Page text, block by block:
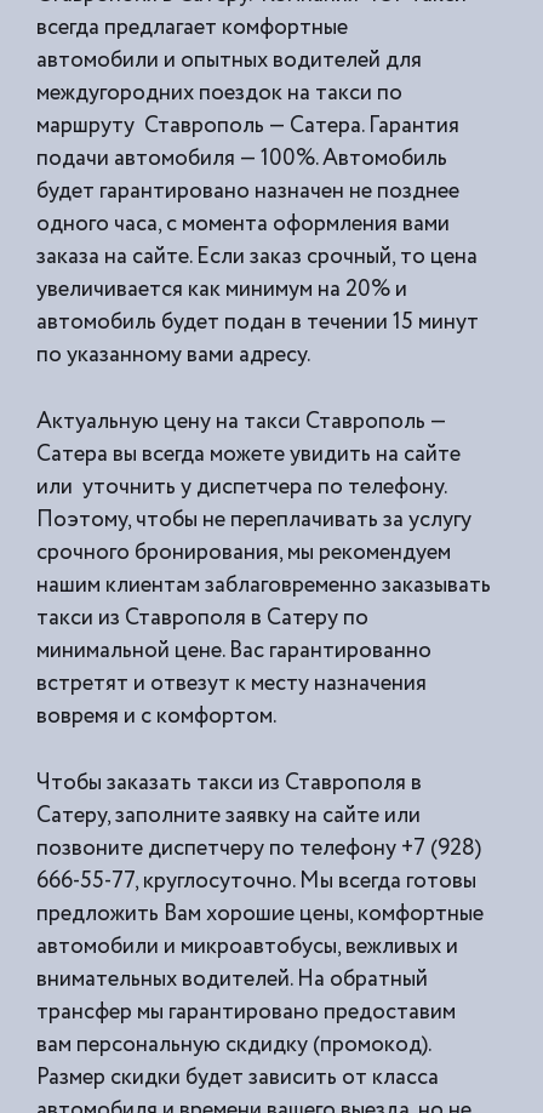
всегда предлагает комфортные
автомобили и опытных водителей для
междугородних поездок на такси по
маршруту Ставрополь — Сатера. Гарантия
подачи автомобиля — 100%. Автомобиль
будет гарантировано назначен не позднее
одного часа, с момента оформления вами
заказа на сайте. Если заказ срочный, то цена
увеличивается как минимум на 20% и
автомобиль будет подан в течении 15 минут
по указанному вами адресу.
Актуальную цену на такси Ставрополь —
Сатера вы всегда можете увидить на сайте
или уточнить у диспетчера по телефону.
Поэтому, чтобы не переплачивать за услугу
срочного бронирования, мы рекомендуем
нашим клиентам заблаговременно заказывать
такси из Ставрополя в Сатеру по
минимальной цене. Вас гарантированно
встретят и отвезут к месту назначения
вовремя и с комфортом.
Чтобы заказать такси из Ставрополя в
Сатеру, заполните заявку на сайте или
позвоните диспетчеру по телефону +7 (928)
666-55-77, круглосуточно. Мы всегда готовы
предложить Вам хорошие цены, комфортные
автомобили и микроавтобусы, вежливых и
внимательных водителей. На обратный
трансфер мы гарантировано предоставим
вам персональную скдидку (промокод).
Размер скидки будет зависить от класса